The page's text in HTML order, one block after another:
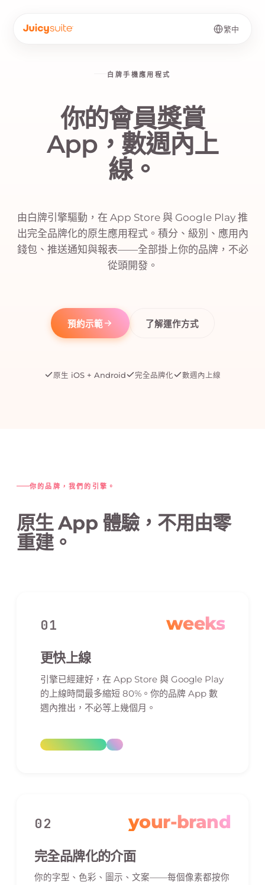
繁中
白牌手機應用程式
你的會員獎賞
App，數週內上
線。
由白牌引擎驅動，在 App Store 與 Google Play 推
出完全品牌化的原生應用程式。積分、級別、應用內
錢包、推送通知與報表——全部掛上你的品牌，不必
從頭開發。
預約示範 了解運作方式
原生 iOS + Android 完全品牌化 數週內上線
你的品牌，我們的引擎。
原生 App 體驗，不用由零
重建。
01 weeks
更快上線
引擎已經建好，在 App Store 與 Google Play
的上線時間最多縮短 80%。你的品牌 App 數
週內推出，不必等上幾個月。
02 your-brand
完全品牌化的介面
你的字型、色彩、圖示、文案——每個像素都按你